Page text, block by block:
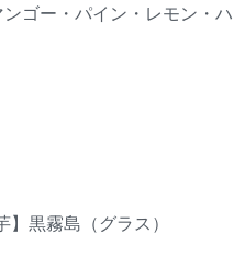
ゴー・パイン・レモン・ハ
】黒霧島（グラス）